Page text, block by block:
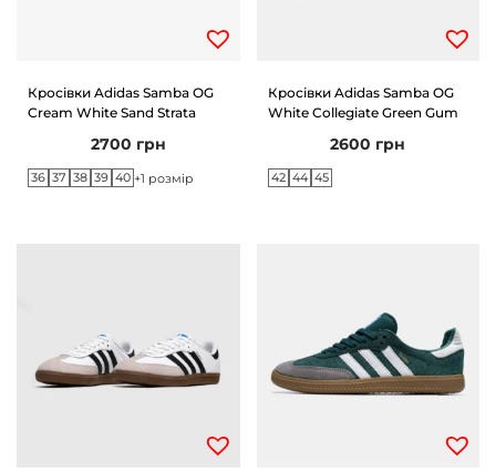
Кросівки Adidas Samba OG
Cream White Sand Strata
2700 грн
36 37 38 39 40 +1 розмір
Кросівки Adidas Samba OG
White Collegiate Green Gum
2600 грн
42 44 45